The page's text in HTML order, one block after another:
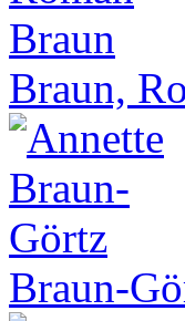
Braun,
Braun-